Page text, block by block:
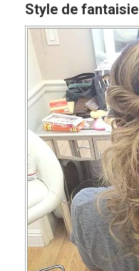
Style de fantaisie